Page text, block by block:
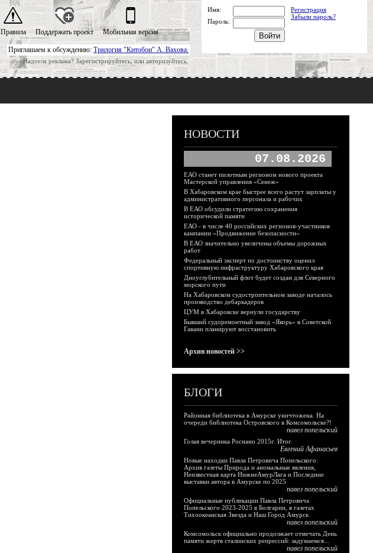
Приглашаем к обсуждению: Трилогия "Китобои" А. Вахова.
Надоела реклама? Зарегистрируйтесь, или авторизуйтесь.
Правила Поддержать проект Мобильная версия
Имя:
Регистрация
Забыли пароль?
Пароль:
НОВОСТИ
07.08.2026
ЕАО станет пилотным регионом нового проекта
Мастерской управления «Сенеж»
В Хабаровском крае быстрее всего растут зарплаты у
административного персонала и рабочих
В ЕАО обсудили стратегию сохранения
исторической памяти
ЕАО - в числе 40 российских регионов-участников
кампании «Продвижение безопасности»
В ЕАО значительно увеличены объемы дорожных
работ
Федеральный эксперт по достоинству оценил
спортивную инфраструктуру Хабаровского края
Дноуглубительный флот будет создан для Северного
морского пути
На Хабаровском судостроительном заводе началось
производство дебаркадеров
ЦУМ в Хабаровске вернули государству
Бывший судоремонтный завод «Якорь» в Советской
Гавани планируют восстановить
Архив новостей >>
БЛОГИ
Районная библиотека в Амурске уничтожена. На
очереди библиотека Островского в Комсомольске?!
павел попельский
Голая вечеринка Роснано 2015г. Итог.
Евгений Афанасьев
Новые находки Павла Петровича Попельского:
Архив газеты Природа и аномальные явления,
Неизвестная карта НижнеАмурЛага и Последние
выставки автора в Амурске по 2025
павел попельский
Официальные публикации Павла Петровича
Попельского 2023-2025 в Болгарии, в газетах
Тихоокеанская Звезда и Наш Город Амурск
павел попельский
Комсомольск официально продолжает отмечать День
памяти жертв сталинских репрессий: задумаемся...
павел попельский